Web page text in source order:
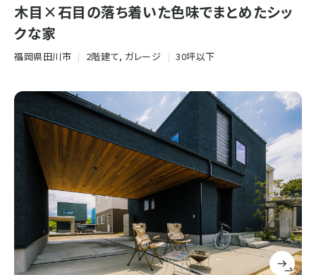
木目×石目の落ち着いた色味でまとめたシッ
クな家
福岡県田川市 | 2階建て, ガレージ | 30坪以下